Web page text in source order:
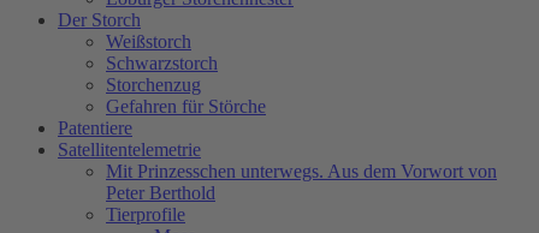
Der Storch
Weißstorch
Schwarzstorch
Storchenzug
Gefahren für Störche
Patentiere
Satellitentelemetrie
Mit Prinzesschen unterwegs. Aus dem Vorwort von
Peter Berthold
Tierprofile